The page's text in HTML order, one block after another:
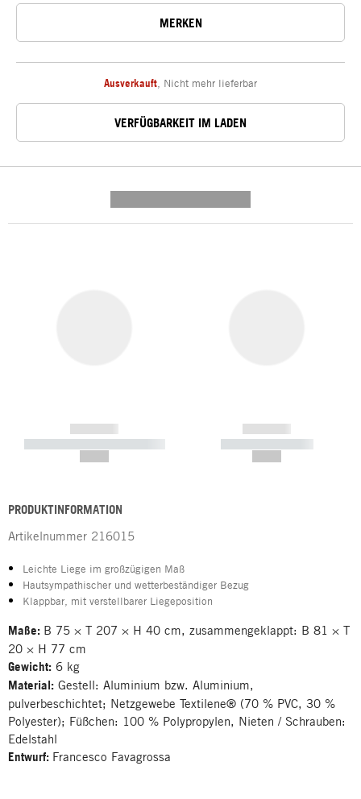
MERKEN
Ausverkauft Nicht mehr lieferbar
VERFÜGBARKEIT IM LADEN
------------
----------- ----------- -----------
------------
----------- -----------
PRODUKTINFORMATION
Artikelnummer 216015
Leichte Liege im großzügigen Maß
Hautsympathischer und wetterbeständiger Bezug
Klappbar, mit verstellbarer Liegeposition
Maße: B 75 × T 207 × H 40 cm, zusammengeklappt: B 81 × T
20 × H 77 cm
Gewicht: 6 kg
Material: Gestell: Aluminium bzw. Aluminium,
pulverbeschichtet; Netzgewebe Textilene® (70 % PVC, 30 %
Polyester); Füßchen: 100 % Polypropylen, Nieten / Schrauben:
Edelstahl
Entwurf: Francesco Favagrossa